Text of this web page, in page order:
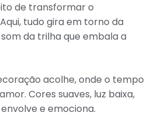
de transformar o
tudo gira em torno da
da trilha que embala a
acolhe, onde o tempo
Cores suaves, luz baixa,
e emociona.